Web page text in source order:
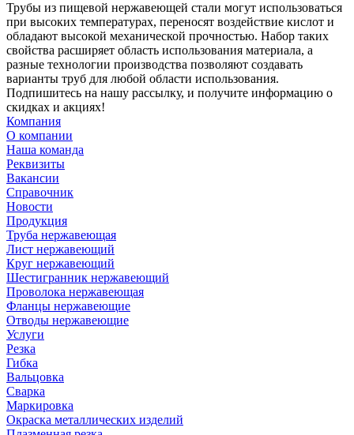
Трубы из пищевой нержавеющей стали могут использоваться
при высоких температурах, переносят воздействие кислот и
обладают высокой механической прочностью. Набор таких
свойства расширяет область использования материала, а
разные технологии производства позволяют создавать
варианты труб для любой области использования.
Подпишитесь на нашу рассылку, и получите информацию о
скидках и акциях!
Компания
О компании
Наша команда
Реквизиты
Вакансии
Справочник
Новости
Продукция
Труба нержавеющая
Лист нержавеющий
Круг нержавеющий
Шестигранник нержавеющий
Проволока нержавеющая
Фланцы нержавеющие
Отводы нержавеющие
Услуги
Резка
Гибка
Вальцовка
Сварка
Маркировка
Окраска металлических изделий